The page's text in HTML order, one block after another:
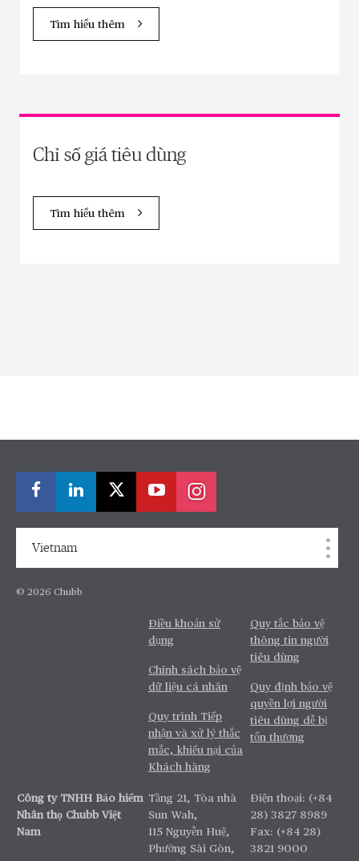
Tìm hiểu thêm
Chỉ số giá tiêu dùng
Tìm hiểu thêm
Vietnam
© 2026 Chubb
Điều khoản sử
dụng
Chính sách bảo vệ
dữ liệu cá nhân
Quy trình Tiếp
nhận và xử lý thắc
mắc, khiếu nại của
Khách hàng
Quy tắc bảo vệ
thông tin người
tiêu dùng
Quy định bảo vệ
quyền lợi người
tiêu dùng dễ bị
tổn thương
Công ty TNHH Bảo hiểm
Nhân thọ Chubb Việt
Nam
Tầng 21, Tòa nhà
Sun Wah,
115 Nguyễn Huệ,
Phường Sài Gòn,
Điện thoại: (+84
28) 3827 8989
Fax: (+84 28)
3821 9000